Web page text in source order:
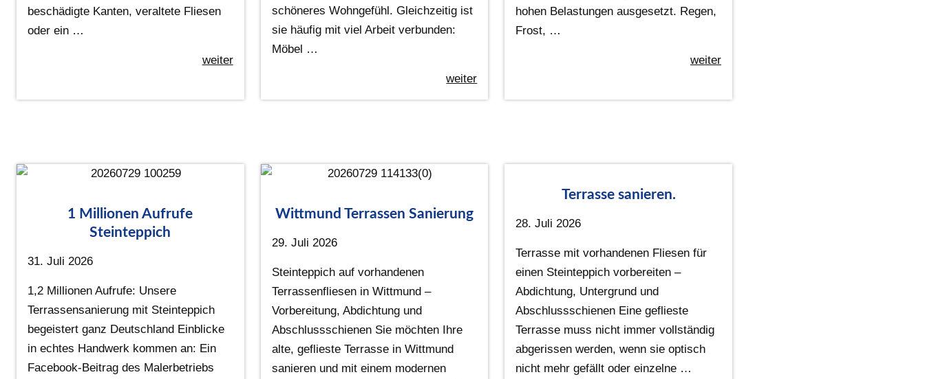
beschädigte Kanten, veraltete Fliesen
oder ein …
weiter
schöneres Wohngefühl. Gleichzeitig ist
sie häufig mit viel Arbeit verbunden:
Möbel …
weiter
hohen Belastungen ausgesetzt. Regen,
Frost, …
weiter
1 Millionen Aufrufe
Steinteppich
31. Juli 2026
1,2 Millionen Aufrufe: Unsere
Terrassensanierung mit Steinteppich
begeistert ganz Deutschland Einblicke
in echtes Handwerk kommen an: Ein
Facebook-Beitrag des Malerbetriebs
Wittmund Terrassen Sanierung
29. Juli 2026
Steinteppich auf vorhandenen
Terrassenfliesen in Wittmund –
Vorbereitung, Abdichtung und
Abschlussschienen Sie möchten Ihre
alte, geflieste Terrasse in Wittmund
sanieren und mit einem modernen
Terrasse sanieren.
28. Juli 2026
Terrasse mit vorhandenen Fliesen für
einen Steinteppich vorbereiten –
Abdichtung, Untergrund und
Abschlussschienen Eine geflieste
Terrasse muss nicht immer vollständig
abgerissen werden, wenn sie optisch
nicht mehr gefällt oder einzelne …